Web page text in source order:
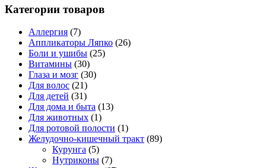
Категории товаров
Аллергия (7)
Аппликаторы Ляпко (26)
Боли и ушибы (25)
Витамины (30)
Глаза и мозг (30)
Для волос (21)
Для детей (31)
Для дома и быта (13)
Для животных (1)
Для ротовой полости (1)
Желудочно-кишечный тракт (89)
Курунга (5)
Нутриконы (7)